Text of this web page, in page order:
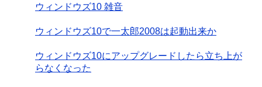
ウィンドウズ10 雑音
ウィンドウズ10で一太郎2008は起動出来か
ウィンドウズ10にアップグレードしたら立ち上が
らなくなった